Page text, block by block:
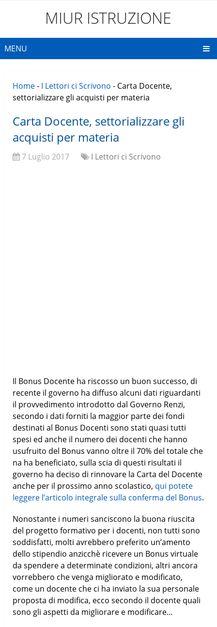
MIUR ISTRUZIONE
MENU
Home- I Lettori ci Scrivono - Carta Docente,
settorializzare gli acquisti per materia
Carta Docente, settorializzare gli
acquisti per materia
7 Luglio 2017 I Lettori ci Scrivono
Il Bonus Docente ha riscosso un buon successo, di
recente il governo ha diffuso alcuni dati riguardanti
il provvedimento introdotto dal Governo Renzi,
secondo i dati forniti la maggior parte dei fondi
destinati al Bonus Docenti sono stati quasi tutti
spesi ed anche il numero dei docenti che hanno
usufruito del Bonus vanno oltre il 70% del totale che
na ha beneficiato, sulla scia di questi risultati il
governo ha deciso di rinnovare la Carta del Docente
anche per il prossimo anno scolastico, qui potete
leggere l’articolo integrale sulla conferma del Bonus.
Nonostante i numeri sanciscono la buona riuscita
del progetto formativo per i docenti, non tutti sono
soddisfatti, molti avrebbero preferito un’amento
dello stipendio anzicchè ricevere un Bonus virtuale
da spendere a determinate condizioni, altri ancora
vorrebbero che venga migliorato e modificato,
come un docente che ci ha inviato la sua personale
proposta di modifica, ecco secondo il docente quali
sono gli aspetti da migliorare e modificare…